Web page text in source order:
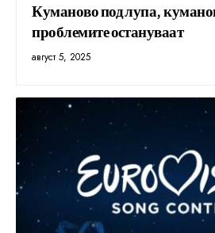
Куманово под лупа,
проблемите остануваат
август 5, 2025